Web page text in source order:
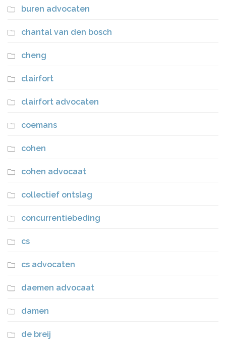
buren advocaten
chantal van den bosch
cheng
clairfort
clairfort advocaten
coemans
cohen
cohen advocaat
collectief ontslag
concurrentiebeding
cs
cs advocaten
daemen advocaat
damen
de breij